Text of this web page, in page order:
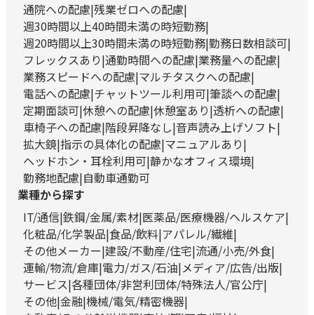
通院への配慮 残業ゼロへの配慮
週30時間以上40時間未満の時短勤務
週20時間以上30時間未満の時短勤務 勤務日数相談可
フレックスあり 通勤時間への配慮 業務量への配慮
業務スピードへの配慮 マルチタスクへの配慮
電話への配慮 チャットツール利用可 筆談への配慮
定期面談可 休憩への配慮 休憩室あり 透析への配慮
車椅子への配慮 階段昇降なし 音声読み上げソフト
拡大鏡 指示の具体化の配慮 マニュアルあり
ヘッドホン・耳栓利用可 静かなオフィス環境
勤務地配慮 自動車通勤可
業種から探す
IT/通信 鉄鋼/金属/素材 医薬品/医療機器/ヘルスケア
化粧品/化学製品 食品/飲料 アパレル/繊維
その他メーカー 建設/不動産/住宅 流通/小売/外食
運輸/物流/倉庫 電力/ガス/石油 メディア/広告/出版
サービス 各種団体/非営利団体/特殊法人/官公庁
その他 金融 機械/電気/精密機器